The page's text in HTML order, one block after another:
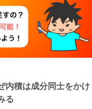
内積は成分同士をかけ
る